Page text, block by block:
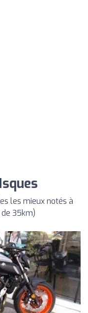
les mieux notés à
35km)